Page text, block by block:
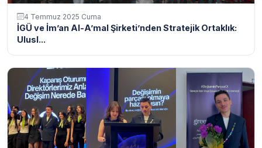
4 Temmuz 2025 Cuma
İGÜ ve İm’an Al-A’mal Şirketi’nden Stratejik Ortaklık:
Ulusl...